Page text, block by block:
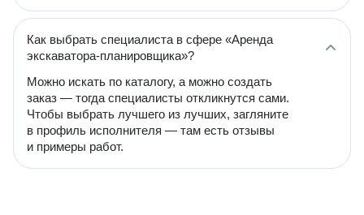
Как выбрать специалиста в сфере «Аренда
экскаватора-планировщика»?
Можно искать по каталогу, а можно создать
заказ — тогда специалисты откликнутся сами.
Чтобы выбрать лучшего из лучших, загляните
в профиль исполнителя — там есть отзывы
и примеры работ.